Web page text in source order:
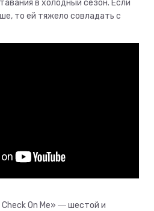
в холодный сезон. Если
то ей тяжело совладать с
On Me» ― шестой и